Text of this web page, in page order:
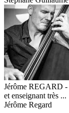
Jérôme REGARD -
et enseignant très ...
Jérôme Regard